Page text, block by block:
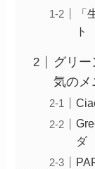
ト
グリ
気のメ
ダ